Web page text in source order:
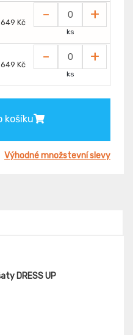
649 Kč - +
ks
649 Kč - +
ks
košíku
Výhodné množstevní slevy
DRESS UP